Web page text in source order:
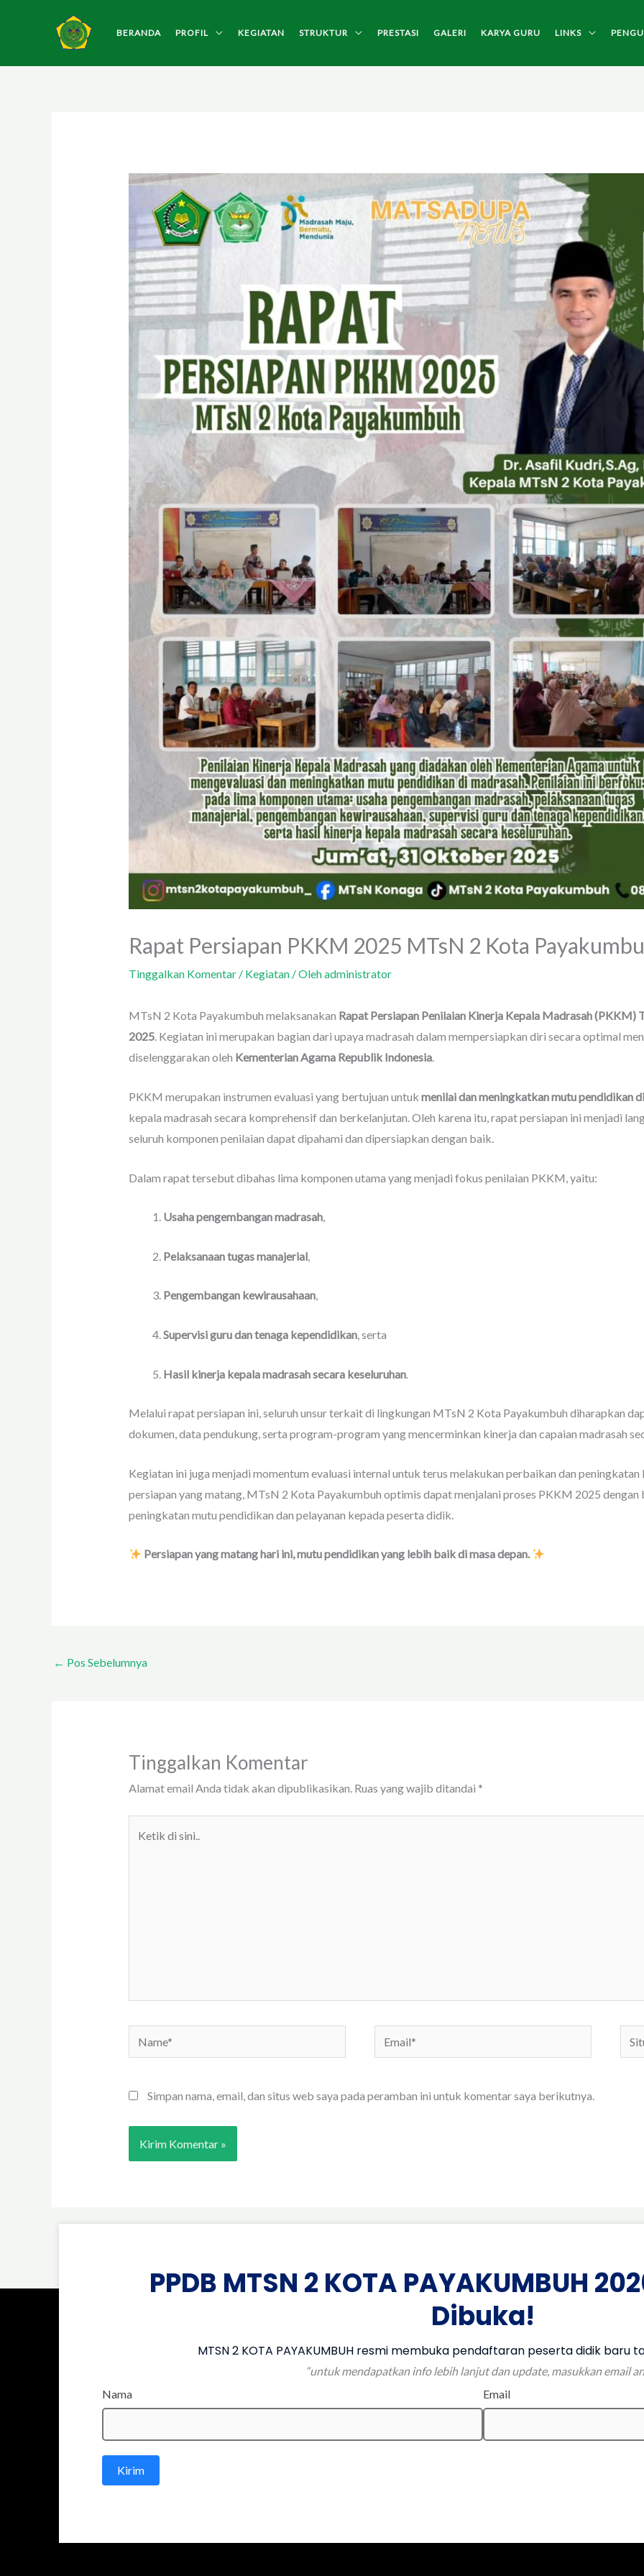
BERANDA PROFIL KEGIATAN STRUKTUR PRESTASI GALERI KARYA GURU LINKS
Rapat Persiapan PKKM 2025 MTsN 2 Kota
Tinggalkan Komentar / Kegiatan/ Olehadministrator
MTsN 2 Kota Payakumbuh melaksanakan Rapat Persiapan Penilaian Kinerja Kepala Madrasah (PKKM)
2025. Kegiatan ini merupakan bagian dari upaya madrasah dalam mempersiapkan diri secara optimal
diselenggarakan oleh Kementerian Agama Republik Indonesia.
PKKM merupakan instrumen evaluasi yang bertujuan untuk menilai dan meningkatkan mutu pendidikan
kepala madrasah secara komprehensif dan berkelanjutan. Oleh karena itu, rapat persiapan ini menjadi
seluruh komponen penilaian dapat dipahami dan dipersiapkan dengan baik.
Dalam rapat tersebut dibahas lima komponen utama yang menjadi fokus penilaian PKKM, yaitu:
Usaha pengembangan madrasah,
Pelaksanaan tugas manajerial,
Pengembangan kewirausahaan,
Supervisi guru dan tenaga kependidikan, serta
Hasil kinerja kepala madrasah secara keseluruhan.
Melalui rapat persiapan ini, seluruh unsur terkait di lingkungan MTsN 2 Kota Payakumbuh diharapkan
dokumen, data pendukung, serta program-program yang mencerminkan kinerja dan capaian madrasah
Kegiatan ini juga menjadi momentum evaluasi internal untuk terus melakukan perbaikan dan
persiapan yang matang, MTsN 2 Kota Payakumbuh optimis dapat menjalani proses PKKM 2025
peningkatan mutu pendidikan dan pelayanan kepada peserta didik.
Persiapan yang matang hari ini, mutu pendidikan yang lebih baik di masa depan.
← Pos Sebelumnya
Tinggalkan Komentar
Alamat email Anda tidak akan dipublikasikan. Ruas yang wajib ditandai *
Name* Email*
Situs
Web
Simpan nama, email, dan situs web saya pada peramban ini untuk komentar saya berikutnya.
PPDB MTSN 2 KOTA PAYAKUMBUH
Dibuka!
MTSN 2 KOTA PAYAKUMBUH resmi membuka pendaftaran peserta didik baru
“untuk mendapatkan info lebih lanjut dan update, masukkan email
Nama
Email
Kirim